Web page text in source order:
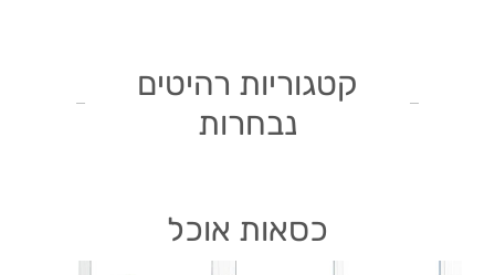
קטגוריות רהיטים
נבחרות
כסאות אוכל